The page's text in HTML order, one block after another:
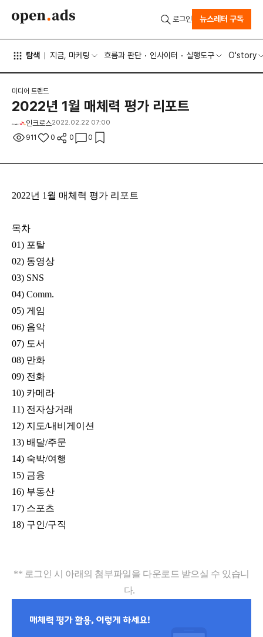
탐색 지금, 마케팅 흐름과 판단 인사이터 실행도구 O'story
로그인 뉴스레터 구독
미디어 트렌드
2022년 1월 매체력 평가 리포트
인크로스2022.02.22 07:00
911 0 0 0
2022년 1월 매체력 평가 리포트
목차
01) 포탈
02) 동영상
03) SNS
04) Comm.
05) 게임
06) 음악
07) 도서
08) 만화
09) 전화
10) 카메라
11) 전자상거래
12) 지도/내비게이션
13) 배달/주문
14) 숙박/여행
15) 금융
16) 부동산
17) 스포츠
18) 구인/구직
** 로그인 시 아래의 첨부파일을 다운로드 받으실 수 있습니
다.